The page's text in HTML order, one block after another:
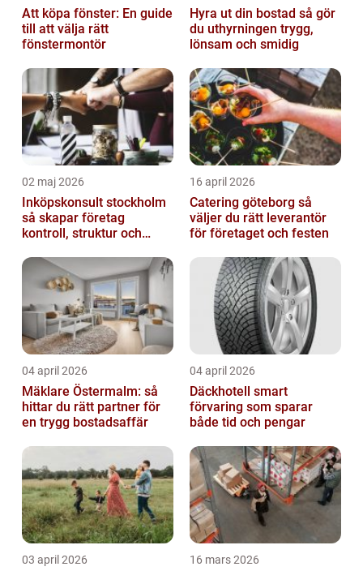
Att köpa fönster: En guide
till att välja rätt
fönstermontör
Hyra ut din bostad så gör
du uthyrningen trygg,
lönsam och smidig
02 maj 2026
Inköpskonsult stockholm
så skapar företag
kontroll, struktur och
16 april 2026
Catering göteborg så
väljer du rätt leverantör
för företaget och festen
04 april 2026
Mäklare Östermalm: så
hittar du rätt partner för
en trygg bostadsaffär
04 april 2026
Däckhotell smart
förvaring som sparar
både tid och pengar
03 april 2026 16 mars 2026